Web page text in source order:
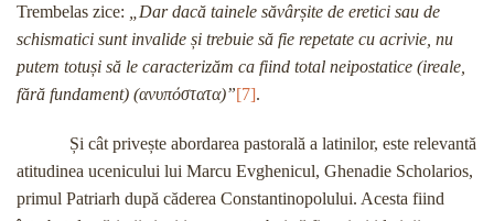
Trembelas zice:
„Dar dacă tainele săvârșite de eretici sau de
schismatici sunt invalide și trebuie să fie repetate cu acrivie, nu
putem totuși să le caracterizăm ca fiind total neipostatice (ireale,
fără fundament) (ανυπόστατα)”[7].
Și cât privește abordarea pastorală a latinilor, este relevantă
atitudinea ucenicului lui Marcu Evghenicul, Ghenadie Scholarios,
primul Patriarh după căderea Constantinopolului. Acesta fiind